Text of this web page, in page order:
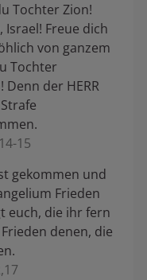
Tochter Zion!
Israel! Freue dich
von ganzem
Tochter
Denn der HERR
15
gekommen und
Frieden
euch, die ihr fern
denen, die